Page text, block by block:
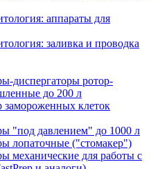
аппараты для
заливка и проводка
диспергаторы ротор-
до 200 л
замороженных клеток
"под давлением" до 1000 л
лопаточные ("стомакер")
механические для работы с